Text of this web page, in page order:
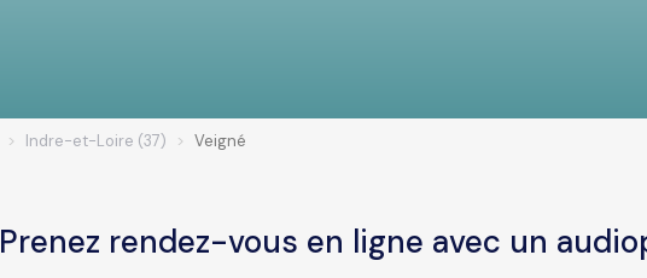
Indre-et-Loire (37) Veigné
Prenez rendez-vous en ligne avec un